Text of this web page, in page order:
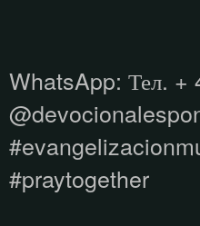
WhatsApp: Тел. +
#praytogether